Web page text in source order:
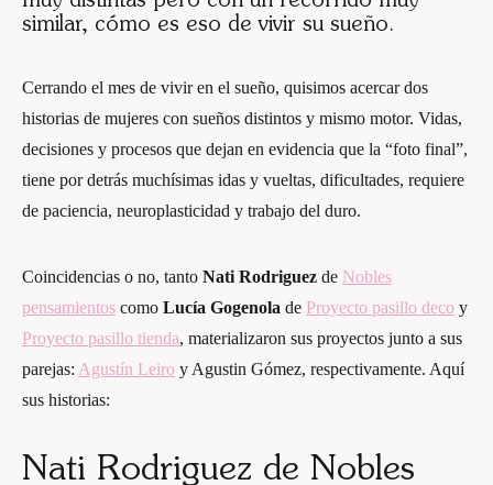
similar, cómo es eso de vivir su sueño.
Cerrando el mes de vivir en el sueño, quisimos acercar dos
historias de mujeres con sueños distintos y mismo motor. Vidas,
decisiones y procesos que dejan en evidencia que la “foto final”,
tiene por detrás muchísimas idas y vueltas, dificultades, requiere
de paciencia, neuroplasticidad y trabajo del duro.
Coincidencias o no, tanto Nati Rodriguez de Nobles
pensamientos como Lucía Gogenola de Proyecto pasillo deco y
Proyecto pasillo tienda, materializaron sus proyectos junto a sus
parejas: Agustín Leiro y Agustin Gómez, respectivamente. Aquí
sus historias:
Nati Rodriguez de Nobles